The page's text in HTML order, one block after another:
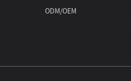
ODM/OEM